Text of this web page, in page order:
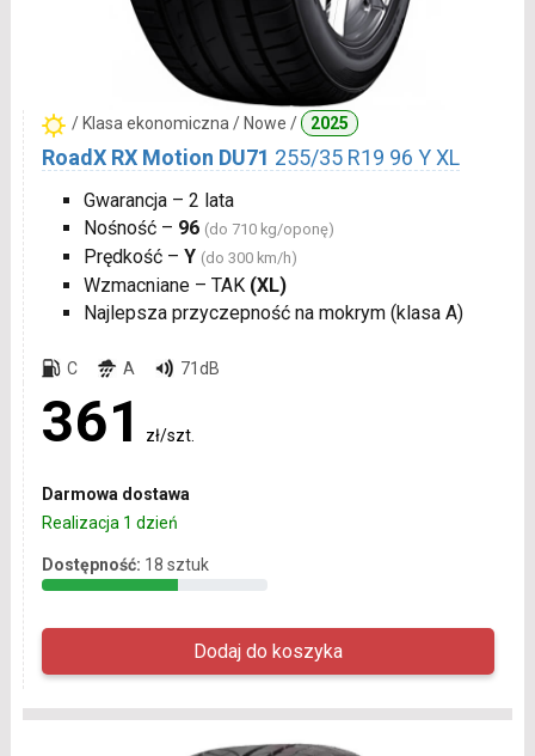
/ Klasa ekonomiczna / Nowe / 2025
RoadX RX Motion DU71 255/35 R19 96 Y XL
Gwarancja – 2 lata
Nośność – 96 (do 710 kg/oponę)
Prędkość – Y (do 300 km/h)
Wzmacniane – TAK (XL)
Najlepsza przyczepność na mokrym (klasa A)
C A 71dB
361 zł/szt.
Darmowa dostawa
Realizacja 1 dzień
Dostępność: 18 sztuk